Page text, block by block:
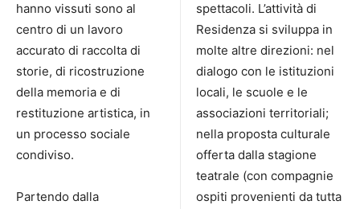
hanno vissuti sono al
centro di un lavoro
accurato di raccolta di
storie, di ricostruzione
della memoria e di
restituzione artistica, in
un processo sociale
condiviso.
Partendo dalla
spettacoli. L’attività di
Residenza si sviluppa in
molte altre direzioni: nel
dialogo con le istituzioni
locali, le scuole e le
associazioni territoriali;
nella proposta culturale
offerta dalla stagione
teatrale (con compagnie
ospiti provenienti da tutta